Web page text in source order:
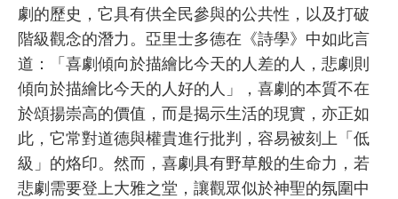
劇的歷史，它具有供全民參與的公共性，以及打破
階級觀念的潛力。亞里士多德在《詩學》中如此言
道：「喜劇傾向於描繪比今天的人差的人，悲劇則
傾向於描繪比今天的人好的人」，喜劇的本質不在
於頌揚崇高的價值，而是揭示生活的現實，亦正如
此，它常對道德與權貴進行批判，容易被刻上「低
級」的烙印。然而，喜劇具有野草般的生命力，若
悲劇需要登上大雅之堂，讓觀眾似於神聖的氛圍中